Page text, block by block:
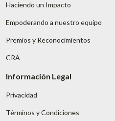
Haciendo un Impacto
Empoderando a nuestro equipo
Premios y Reconocimientos
CRA
Información Legal
Privacidad
Términos y Condiciones